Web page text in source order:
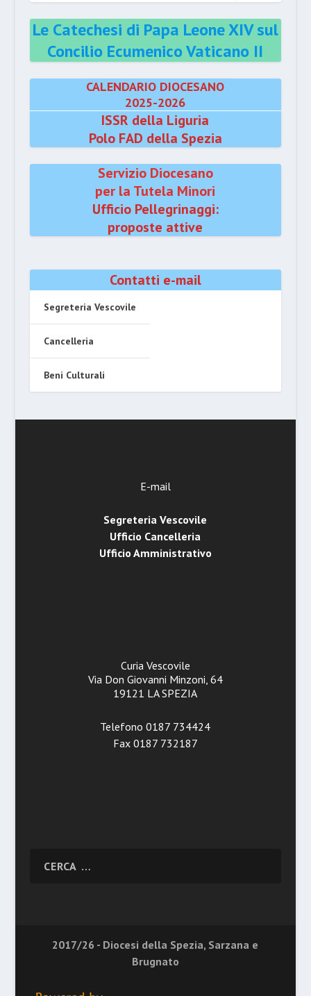
Le Catechesi di Papa Leone XIV sul
Concilio Ecumenico Vaticano II
CALENDARIO DIOCESANO
2025-2026
ISSR della Liguria
Polo FAD della Spezia
Servizio Diocesano
per la Tutela Minori
Ufficio Pellegrinaggi:
proposte attive
Contatti e-mail
Segreteria Vescovile
Cancelleria
Beni Culturali
E-mail
Segreteria Vescovile
Ufficio Cancelleria
Ufficio Amministrativo
Curia Vescovile
Via Don Giovanni Minzoni, 64
19121 LA SPEZIA
Telefono 0187 734424
Fax 0187 732187
2017/26 - Diocesi della Spezia, Sarzana e
Brugnato